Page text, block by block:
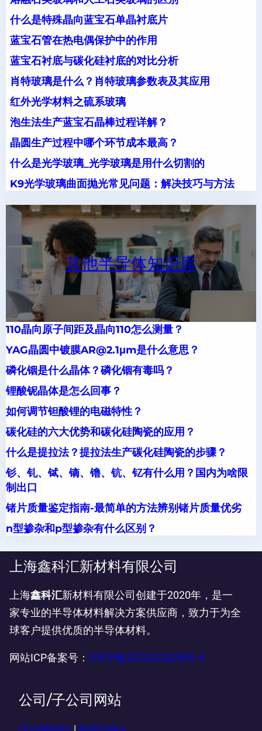
什么是特殊晶向蓝宝石单晶衬底片
蓝宝石管在热电偶保护中的作用
蓝宝石衬底与碳化硅衬底的对比分析
肖特玻璃是什么？肖特玻璃参数表及其应用
红外光学材料之硫系玻璃
泡生法生产蓝宝石晶棒过程详解？
晶圆生产过程中哪个环节成本最高？
什么是光学玻璃_光学玻璃是用什么切割的
K9光学玻璃曲面抛光常见问题：解决技巧与方法
其他半导体知识库
110晶向原子间距及晶向110怎么测量？
YAG晶圆中镀膜AR@2.1μm是什么意思？
磷化铟是什么晶体？磷化铟有毒吗？
锂酸铌晶体是怎么回事？
如何调节钽酸锂的电磁特性？
碳化硅的六大优势和碳化硅陶瓷的应用？
什么是提拉法？提拉法生产碳化硅陶瓷的步骤？
钐、钆、铽、镝、镥、钪、钇有什么用？国内为啥限
制出口
锗片质量鉴定指南-最简单的方法辨别锗片质量优劣
n型掺杂和p型掺杂有什么区别？
上海鑫科汇新材料有限公司
上海鑫科汇新材料有限公司创建于2020年，是一
家专业的半导体材料解决方案供应商，致力于为全
球客户提供优质的半导体材料。
网站ICP备案号： 沪ICP备2022022028号-4
公司/子公司网站